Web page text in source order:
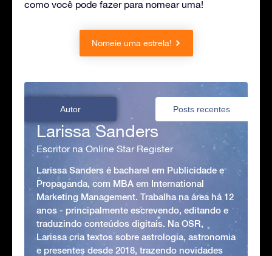
como você pode fazer para nomear uma!
Nomeie uma estrela!
Autor Posts recentes
Larissa Sanders
Escritor na Online Star Register
Larissa Sanders é bacharel em Publicidade e
Propaganda, com MBA em International
Marketing Management. Trabalha na área há 12
anos - principalmente escrevendo, editando e
traduzindo conteúdos digitais. Na OSR,
Larissa cria textos sobre astrologia, astronomia
e presentes desde 2018, trazendo novidades